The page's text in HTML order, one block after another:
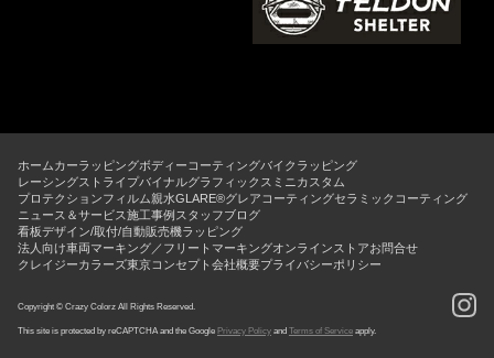
ホームカーラッピングボディーコーティングバイクラッピング
レーシングストライプバイナルグラフィックス ミニカスタム
プロテクションフィルム親水GLARE®グレアコーティングセラミックコーティング
ニュース＆サービス施工事例 スタッフブログ
看板デザイン/取付/自動販売機ラッピング
法人向け車両マーキング／フリートマーキングオンラインストアお問合せ
クレイジーカラーズ東京コンセプト 会社概要プライバシーポリシー
Copyright © Crazy Colorz All Rights Reserved.
This site is protected by reCAPTCHA and the Google Privacy Policy and Terms of Service apply.